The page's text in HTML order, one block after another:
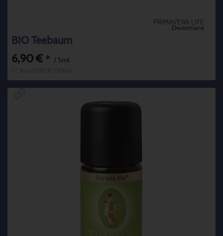
PRIMAVERA LIFE
Deutschland
BIO Teebaum
6,90 € * / 5ml